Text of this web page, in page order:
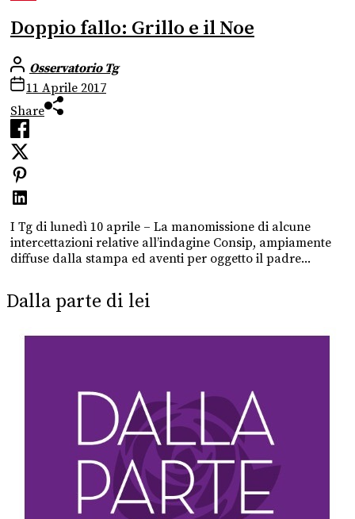
Doppio fallo: Grillo e il Noe
Osservatorio Tg
11 Aprile 2017
Share
I Tg di lunedì 10 aprile – La manomissione di alcune
intercettazioni relative all’indagine Consip, ampiamente
diffuse dalla stampa ed aventi per oggetto il padre...
Dalla parte di lei